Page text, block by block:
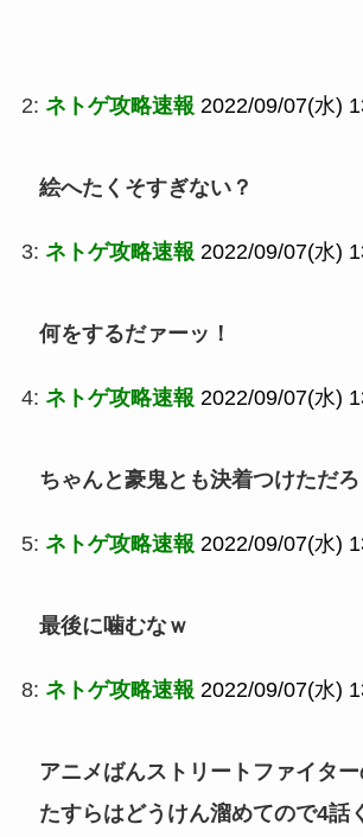
2: ネトゲ攻略速報 2022/09/07(水)
絵へたくそすぎない？
3: ネトゲ攻略速報 2022/09/07(水)
何をするだァーッ！
4: ネトゲ攻略速報 2022/09/07(水)
ちゃんと豪鬼とも決着つけただろ
5: ネトゲ攻略速報 2022/09/07(水)
最後に噛むなｗ
8: ネトゲ攻略速報 2022/09/07(水)
アニメばんストリートファイタ
たすらはどうけん溜めてので4話